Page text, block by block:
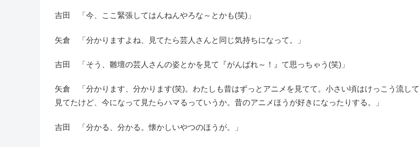
吉田 「今、ここ緊張してはんねんやろな～とかも(笑)」
矢倉 「分かりますよね、見てたら芸人さんと同じ気持ちになって。」
吉田 「そう、雛壇の芸人さんの姿とかを見て『がんばれ～！』て思っちゃう(笑)」
矢倉 「分かります、分かります(笑)。わたしも昔はずっとアニメを見てて。小さい頃はけっこう流して
見てたけど、今になって見たらハマるっていうか。昔のアニメほうが好きになったりする。」
吉田 「分かる、分かる。懐かしいやつのほうが。」